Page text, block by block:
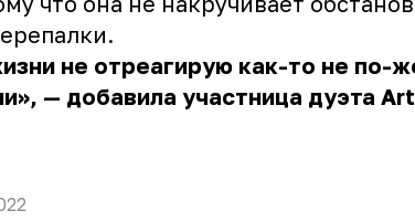
не отреагирую как-то не по-
— добавила участница дуэта